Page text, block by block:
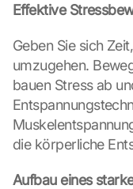
Effektive
Geben Sie sich
umzugehen.
bauen Stress ab
die körperliche
Aufbau eines
a
G
o
g
l
e
ü
e